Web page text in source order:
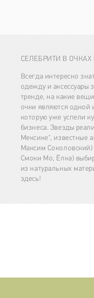
СЕЛЕБРИТИ В ОЧКАХ
Всегда интересно
одежду и аксессуары
тренде, на какие
очки являются одной
которую уже успели
бизнеса. Звезды
Мексике", известные
Максим
Смоки Мо, Ёлка)
из натуральных
здесь!